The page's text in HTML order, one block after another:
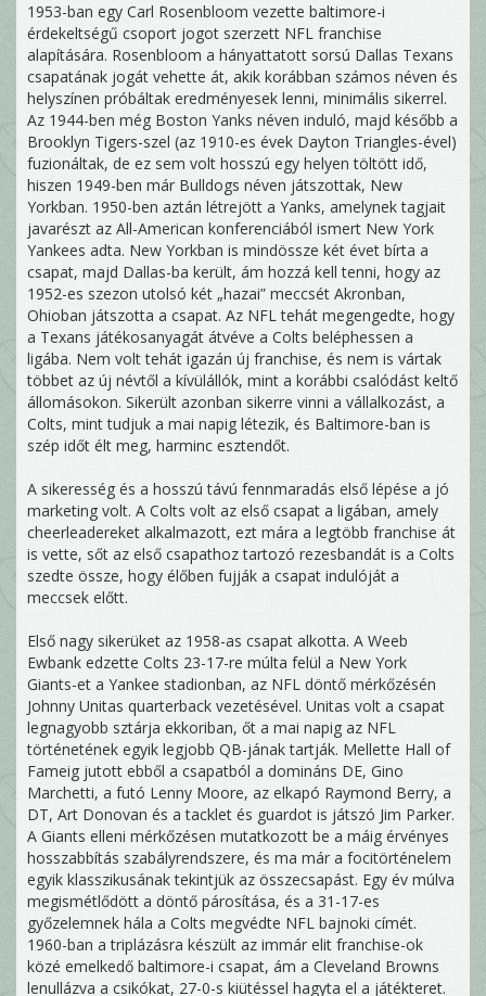
1953-ban egy Carl Rosenbloom vezette baltimore-i
érdekeltségű csoport jogot szerzett NFL franchise
alapítására. Rosenbloom a hányattatott sorsú Dallas Texans
csapatának jogát vehette át, akik korábban számos néven és
helyszínen próbáltak eredményesek lenni, minimális sikerrel.
Az 1944-ben még Boston Yanks néven induló, majd később a
Brooklyn Tigers-szel (az 1910-es évek Dayton Triangles-ével)
fuzionáltak, de ez sem volt hosszú egy helyen töltött idő,
hiszen 1949-ben már Bulldogs néven játszottak, New
Yorkban. 1950-ben aztán létrejött a Yanks, amelynek tagjait
javarészt az All-American konferenciából ismert New York
Yankees adta. New Yorkban is mindössze két évet bírta a
csapat, majd Dallas-ba került, ám hozzá kell tenni, hogy az
1952-es szezon utolsó két „hazai” meccsét Akronban,
Ohioban játszotta a csapat. Az NFL tehát megengedte, hogy
a Texans játékosanyagát átvéve a Colts beléphessen a
ligába. Nem volt tehát igazán új franchise, és nem is vártak
többet az új névtől a kívülállók, mint a korábbi csalódást keltő
állomásokon. Sikerült azonban sikerre vinni a vállalkozást, a
Colts, mint tudjuk a mai napig létezik, és Baltimore-ban is
szép időt élt meg, harminc esztendőt.
A sikeresség és a hosszú távú fennmaradás első lépése a jó
marketing volt. A Colts volt az első csapat a ligában, amely
cheerleadereket alkalmazott, ezt mára a legtöbb franchise át
is vette, sőt az első csapathoz tartozó rezesbandát is a Colts
szedte össze, hogy élőben fujják a csapat indulóját a
meccsek előtt.
Első nagy sikerüket az 1958-as csapat alkotta. A Weeb
Ewbank edzette Colts 23-17-re múlta felül a New York
Giants-et a Yankee stadionban, az NFL döntő mérkőzésén
Johnny Unitas quarterback vezetésével. Unitas volt a csapat
legnagyobb sztárja ekkoriban, őt a mai napig az NFL
történetének egyik legjobb QB-jának tartják. Mellette Hall of
Fameig jutott ebből a csapatból a domináns DE, Gino
Marchetti, a futó Lenny Moore, az elkapó Raymond Berry, a
DT, Art Donovan és a tacklet és guardot is játszó Jim Parker.
A Giants elleni mérkőzésen mutatkozott be a máig érvényes
hosszabbítás szabályrendszere, és ma már a focitörténelem
egyik klasszikusának tekintjük az összecsapást. Egy év múlva
megismétlődött a döntő párosítása, és a 31-17-es
győzelemnek hála a Colts megvédte NFL bajnoki címét.
1960-ban a triplázásra készült az immár elit franchise-ok
közé emelkedő baltimore-i csapat, ám a Cleveland Browns
lenullázva a csikókat, 27-0-s kiütéssel hagyta el a játékteret.